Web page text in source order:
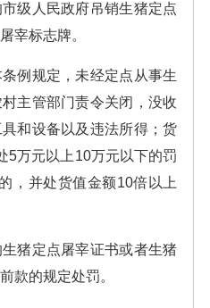
级人民政府吊销生猪定点
宰标志牌。
例规定，未经定点从事生
主管部门责令关闭，没收
和设备以及违法所得；货
5万元以上10万元以下的罚
，并处货值金额10倍以上
定点屠宰证书或者生猪
款的规定处罚。